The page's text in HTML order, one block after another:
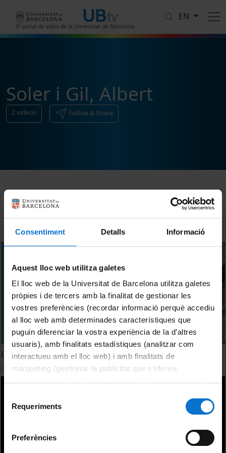
Consentiment Detalls Informació
Aquest lloc web utilitza galetes
El lloc web de la Universitat de Barcelona utilitza galetes
pròpies i de tercers amb la finalitat de gestionar les
vostres preferències (recordar informació perquè accediu
al lloc web amb determinades característiques que
puguin diferenciar la vostra experiència de la d’altres
usuaris), amb finalitats estadístiques (analitzar com
interactueu amb el lloc web) i amb finalitats de
màrqueting (gestionar la publicitat que s’ofereix
consultar laPolítica de galetes del lloc web de la
Requeriments
Preferències
El portal de vídeo de la Universitat de Barcelona
EN
Soler i Gil, Albert
2videos Follow & Share
Sort
El Jardí Geològic ja és una realitat
27 April, 2026